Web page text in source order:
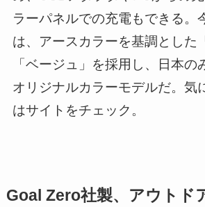
ラーパネルでの充電もできる。
は、アースカラーを基調とした
「ベージュ」を採用し、日本の
オリジナルカラーモデルだ。気
はサイトをチェック。
Goal Zero社製、アウトド